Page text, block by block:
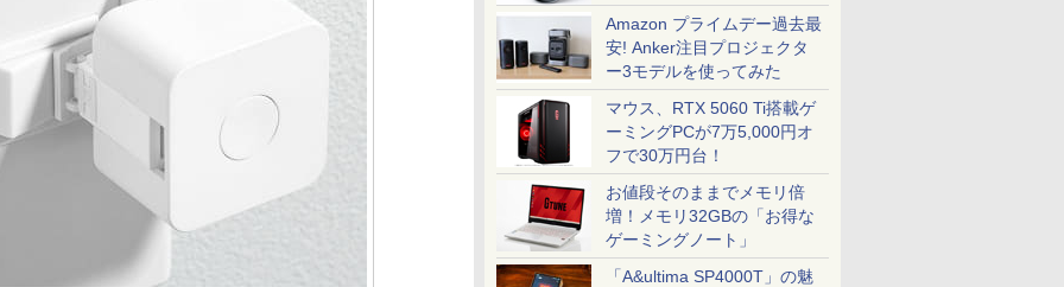
Amazon プライムデー過去最
安! Anker注目プロジェクタ
ー3モデルを使ってみた
マウス、RTX 5060 Ti搭載ゲ
ーミングPCが7万5,000円オ
フで30万円台！
お値段そのままでメモリ倍
増！メモリ32GBの「お得な
ゲーミングノート」
「A&ultima SP4000T」の魅